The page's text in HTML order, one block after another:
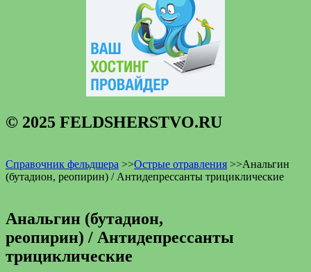
© 2025 FELDSHERSTVO.RU
Справочник фельдшера >>Острые отравления >>Анальгин
(бутадион, реопирин) / Антидепрессанты трициклические
Анальгин (бутадион,
реопирин) / Антидепрессанты
трициклические